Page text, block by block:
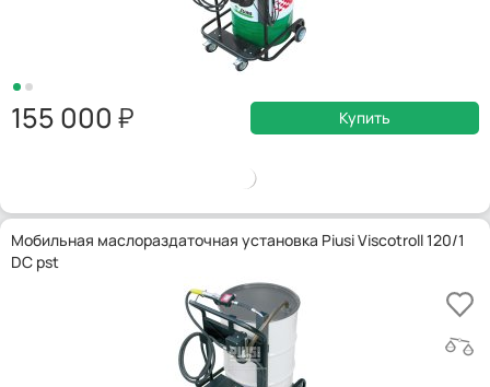
155 000 Купить
Мобильная маслораздаточная установка Piusi Viscotroll 120/1
DC pst